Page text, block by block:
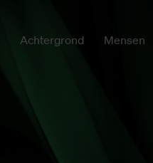
Achtergrond Mensen